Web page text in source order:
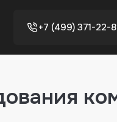
+7 (499) 371-22-